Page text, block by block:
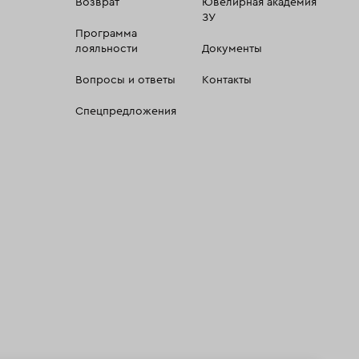
Возврат
Программа
лояльности
Вопросы и ответы
Спецпредложения
Ювелирная академия
ЗУ
Документы
Контакты